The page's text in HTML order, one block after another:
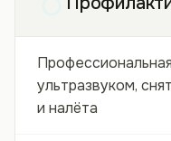
ультразвуком,
и налёта